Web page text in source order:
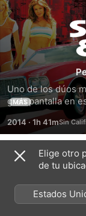
y
Uno de los dúos
gran pantalla en
Acompañen a
Hutchinson en su
La nueva pareja
resolver un
Huggy Bear y del
MÁS
2014· 1h 41m
Tráilers
Elige otro
de tu
Estados
México)